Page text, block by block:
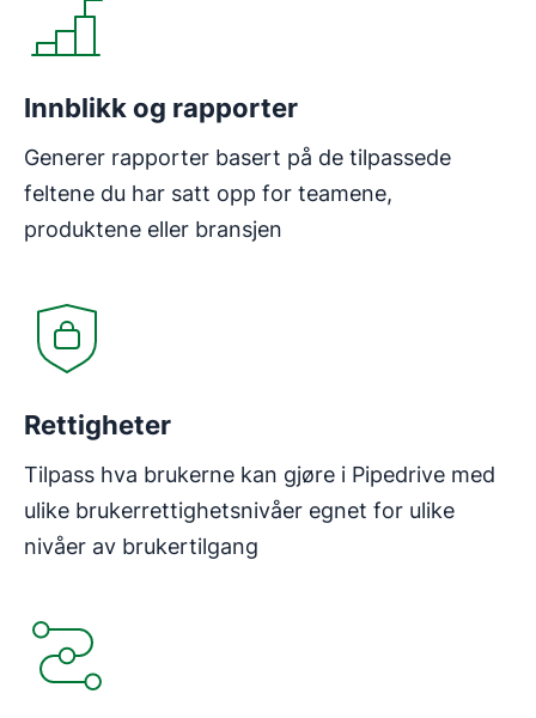
Innblikk og rapporter
Generer rapporter basert på de tilpassede
feltene du har satt opp for teamene,
produktene eller bransjen
Rettigheter
Tilpass hva brukerne kan gjøre i Pipedrive med
ulike brukerrettighetsnivåer egnet for ulike
nivåer av brukertilgang